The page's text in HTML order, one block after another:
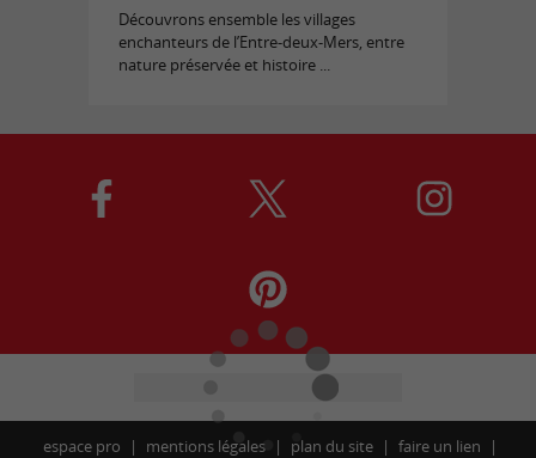
Découvrons ensemble les villages
enchanteurs de l’Entre-deux-Mers, entre
nature préservée et histoire ...
espace pro mentions légales plan du site faire un lien